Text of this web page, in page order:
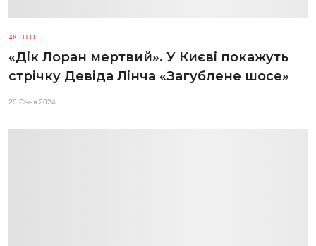
КІНО
«Дік Лоран мертвий». У Києві покажуть
стрічку Девіда Лінча «Загублене шосе»
20 Січня 2024